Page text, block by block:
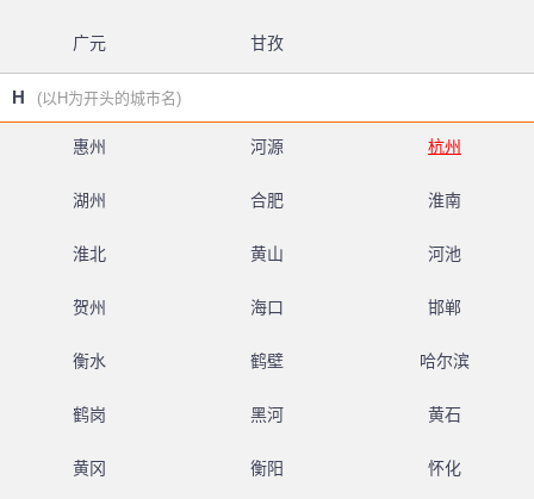
广元 甘孜
H (以H为开头的城市名)
惠州 河源 杭州
湖州 合肥 淮南
淮北 黄山 河池
贺州 海口 邯郸
衡水 鹤壁 哈尔滨
鹤岗 黑河 黄石
黄冈 衡阳 怀化